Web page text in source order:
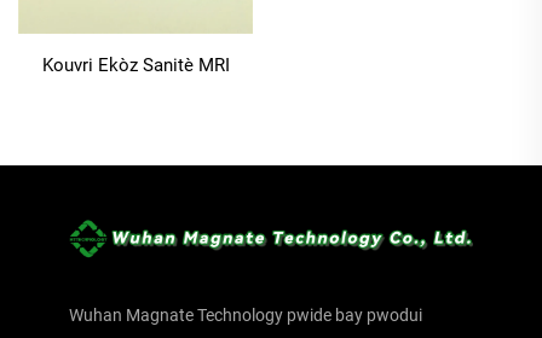
Kouvri Ekòz Sanitè MRI
Wuhan Magnate Technology pwide bay pwodui